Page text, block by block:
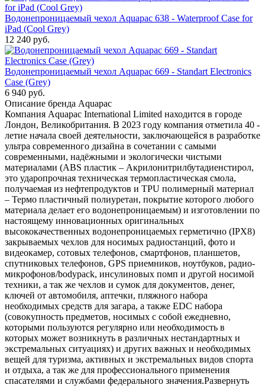
Водонепроницаемый чехол Aquapac 638 - Waterproof Case for
iPad (Cool Grey)
12 240 руб.
Водонепроницаемый чехол Aquapac 669 - Standart Electronics
Case (Grey)
6 940 руб.
Описание бренда Aquapac
Компания Aquapac International Limited находится в городе
Лондон, Великобритания. В 2023 году компания отметила 40 -
летие начала своей деятельности, заключающейся в разработке
ультра современного дизайна в сочетании с самыми
современными, надёжными и экологически чистыми
материалами (ABS пластик – Акрилонитрилбутадиенстирол,
это ударопрочная техническая термопластическая смола,
получаемая из нефтепродуктов и TPU полимерный материал
– Термо пластичный полиуретан, покрытие которого любого
материала делает его водонепроницаемым) и изготовлении по
настоящему инновационных оригинальных
высококачественных водонепроницаемых герметично (IPX8)
закрываемых чехлов для носимых радиостанций, фото и
видеокамер, сотовых телефонов, смартфонов, планшетов,
спутниковых телефонов, GPS приемников, ноутбуков, радио-
микрофонов/bodypack, инсулиновых помп и другой носимой
техники, а так же чехлов и сумок для документов, денег,
ключей от автомобиля, аптечки, пляжного набора
необходимых средств для загара, а также EDC набора
(совокупность предметов, носимых с собой ежедневно,
которыми пользуются регулярно или необходимость в
которых может возникнуть в различных нестандартных и
экстремальных ситуациях) и других важных и необходимых
вещей для туризма, активных и экстремальных видов спорта
и отдыха, а так же для профессионального применения
спасателями и службами федерального значения.Развернуть